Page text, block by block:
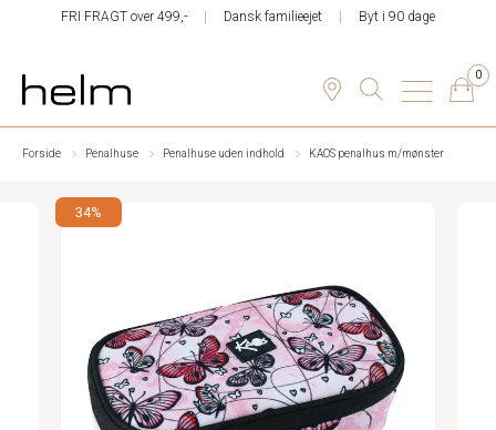
FRI FRAGT over 499,- Dansk familieejet Byt i 90 dage
0
Forside Penalhuse Penalhuse uden indhold KAOS penalhus m/mønster
34%